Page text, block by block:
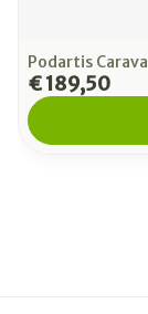
Podartis
€ 189,50